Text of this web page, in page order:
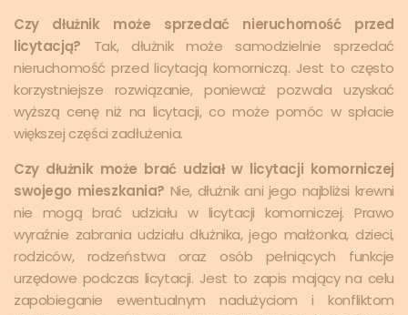
Czy dłużnik może sprzedać nieruchomość przed
licytacją? Tak, dłużnik może samodzielnie sprzedać
nieruchomość przed licytacją komorniczą. Jest to często
korzystniejsze rozwiązanie, ponieważ pozwala uzyskać
wyższą cenę niż na licytacji, co może pomóc w spłacie
większej części zadłużenia.
Czy dłużnik może brać udział w licytacji komorniczej
swojego mieszkania? Nie, dłużnik ani jego najbliżsi krewni
nie mogą brać udziału w licytacji komorniczej. Prawo
wyraźnie zabrania udziału dłużnika, jego małżonka, dzieci,
rodziców, rodzeństwa oraz osób pełniących funkcje
urzędowe podczas licytacji. Jest to zapis mający na celu
zapobieganie ewentualnym nadużyciom i konfliktom